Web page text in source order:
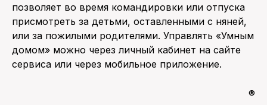
позволяет во время командировки или отпуска
присмотреть за детьми, оставленными с няней,
или за пожилыми родителями. Управлять «Умным
домом» можно через личный кабинет на сайте
сервиса или через мобильное приложение.
®